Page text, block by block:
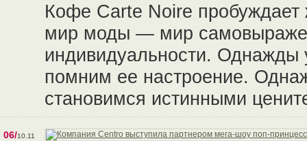
Кофе Carte Noire пробуждает
мир моды — мир
индивидуальности. Однажды
помним ее настроение.
становимся истинными
06/10.11